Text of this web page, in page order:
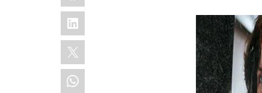
LinkedIn
X
WhatsApp